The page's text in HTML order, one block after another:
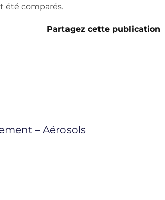
été comparés.
Partagez cette publication
– Aérosols